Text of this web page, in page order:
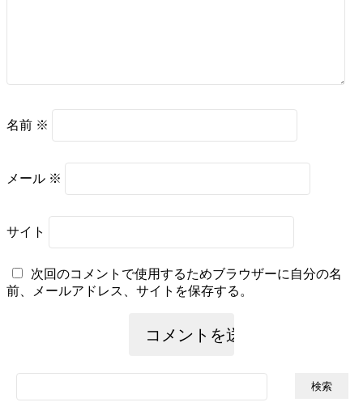
名前 ※
メール ※
サイト
次回のコメントで使用するためブラウザーに自分の名
前、メールアドレス、サイトを保存する。
索: